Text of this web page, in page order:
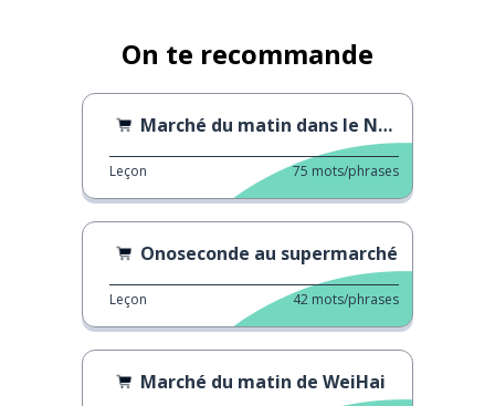
On te recommande
Marché du matin dans le Nord-Est
Leçon 75 mots/phrases
Onoseconde au supermarché
Leçon 42 mots/phrases
Marché du matin de WeiHai